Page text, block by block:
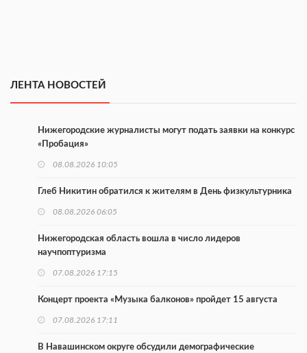
ЛЕНТА НОВОСТЕЙ
Нижегородские журналисты могут подать заявки на конкурс
«Пробация»
08.08.2026 10:05
Глеб Никитин обратился к жителям в День физкультурника
08.08.2026 06:05
Нижегородская область вошла в число лидеров
научпоптуризма
07.08.2026 17:15
Концерт проекта «Музыка балконов» пройдет 15 августа
07.08.2026 17:11
В Навашинском округе обсудили демографические